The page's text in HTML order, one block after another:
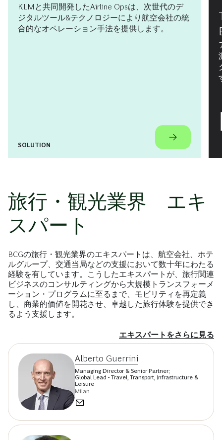
SOLUTION
KLMと共同開発したAirline Opsは、次世代のデ
ジタルツール&テクノロジーにより航空会社の統
合的なオペレーション手法を提供します。
旅行・観光業界 エキ
スパート
BCGの旅行・観光業界のエキスパートは、航空会社、ホテ
ルグループ、交通当局などの支援において数十年にわたる
経験を有しています。こうしたエキスパートが、旅行関連
ビジネスのコンサルティングから大規模トランスフォーメ
ーション・プログラムに至るまで、モビリティを再定義
し、商業的価値を開花させ、卓越した旅行体験を提供でき
るよう支援します。
エキスパートをさらに見る
Alberto Guerrini
Managing Director & Senior Partner;
Global Lead - Travel, Transport, Infrastructure &
Leisure
Milan